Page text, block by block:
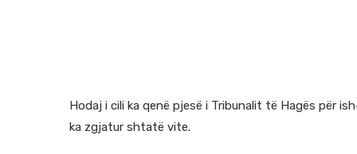
Hodaj i cili ka qenë pjesë i Tribunalit të Hagës për
ka zgjatur shtatë vite.